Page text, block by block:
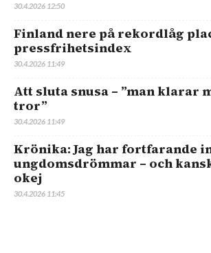
30.4.2026 12:50
Finland nere på rekordlåg
pressfrihetsindex
30.4.2026 11:49
Att sluta snusa – ”man klarar
tror”
30.4.2026 11:49
Krönika: Jag har fortfarande
ungdomsdrömmar – och
okej
30.4.2026 11:45